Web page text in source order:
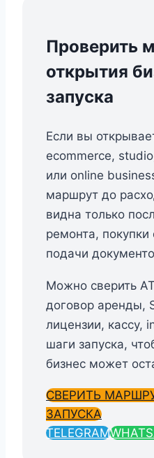
Проверить
открытия
запуска
Если вы
ecommerce,
или online
маршрут до
видна только
ремонта,
подачи
Можно сверить
договор аренды,
лицензии, кассу,
шаги запуска,
бизнес может
СВЕРИТЬ
ЗАПУСКА
TELEGRAM